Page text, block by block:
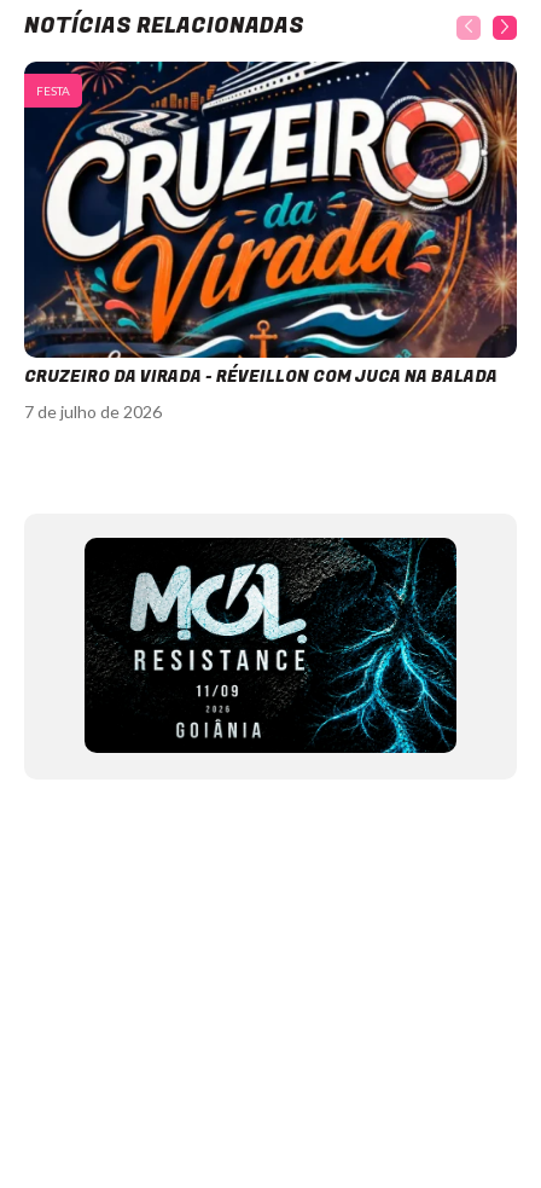
NOTÍCIAS RELACIONADAS
FESTA
CRUZEIRO DA VIRADA - RÉVEILLON COM JUCA NA BALADA
7 de julho de 2026